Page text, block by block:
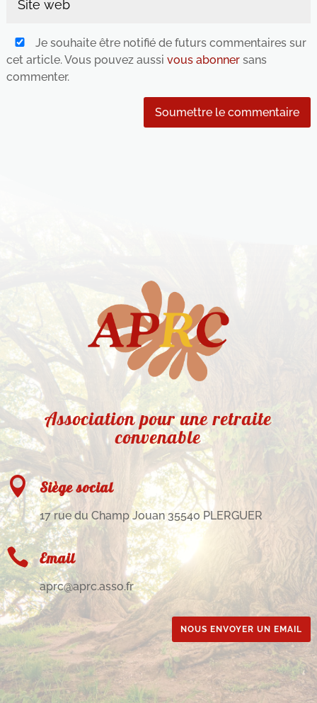
Je souhaite être notifié de futurs commentaires sur
cet article. Vous pouvez aussi vous abonnersans
commenter.
Soumettre le commentaire
Association pour une retraite
convenable
 Siège social
17 rue du Champ Jouan 35540 PLERGUER
 Email
aprc@aprc.asso.fr
NOUS ENVOYER UN EMAIL